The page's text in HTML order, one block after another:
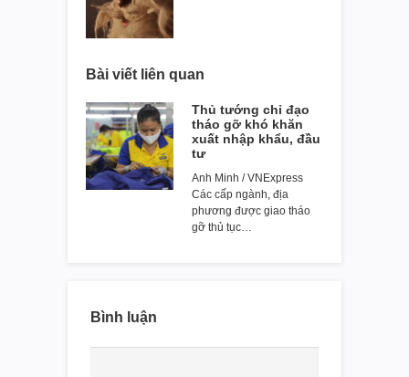
Bài viết liên quan
Thủ tướng chỉ đạo
tháo gỡ khó khăn
xuất nhập khẩu, đầu
tư
Anh Minh / VNExpress
Các cấp ngành, địa
phương được giao tháo
gỡ thủ tục…
Bình luận